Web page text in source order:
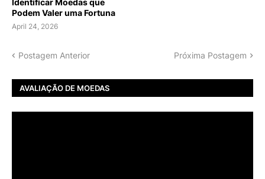
Identificar Moedas que
Podem Valer uma Fortuna
April 24, 2026
Postagem Anterior Próxima Postagem
AVALIAÇÃO DE MOEDAS